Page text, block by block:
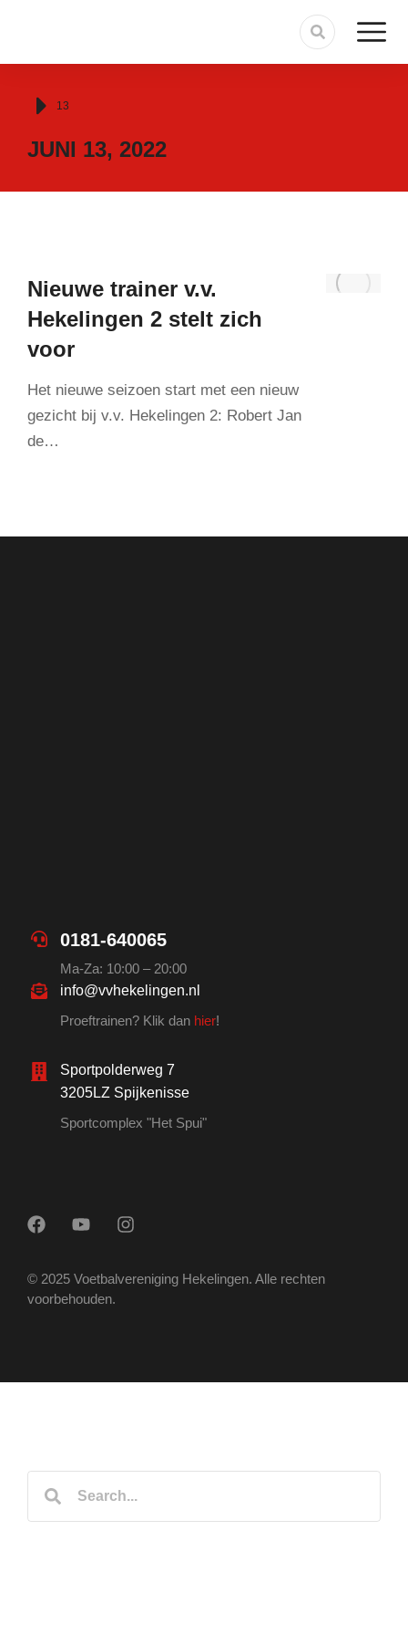
Je bent hier:
13
JUNI 13, 2022
Nieuwe trainer v.v.
Hekelingen 2 stelt zich
voor
Het nieuwe seizoen start met een nieuw
gezicht bij v.v. Hekelingen 2: Robert Jan
de…
0181-640065
Ma-Za: 10:00 – 20:00
info@vvhekelingen.nl
Proeftrainen? Klik dan hier!
Sportpolderweg 7
3205LZ Spijkenisse
Sportcomplex "Het Spui"
© 2025 Voetbalvereniging Hekelingen. Alle rechten
voorbehouden.